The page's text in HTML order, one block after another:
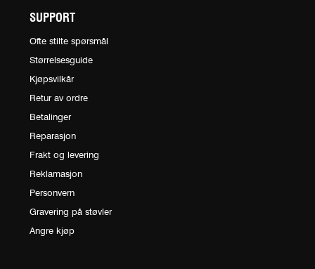
SUPPORT
Ofte stilte spørsmål
Størrelsesguide
Kjøpsvilkår
Retur av ordre
Betalinger
Reparasjon
Frakt og levering
Reklamasjon
Personvern
Gravering på støvler
Angre kjøp